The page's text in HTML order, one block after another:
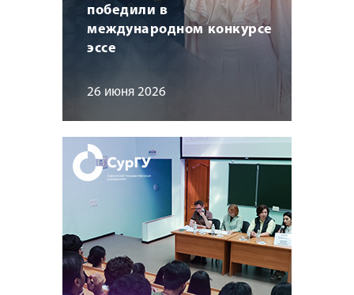
победили в
международном конкурсе
эссе
26 июня 2026